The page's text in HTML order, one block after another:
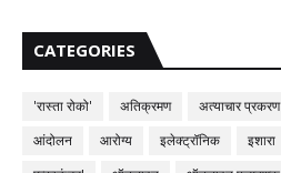
CATEGORIES
'रास्ता रोको' अतिक्रमण अत्याचार प्रकरण
आंदोलन
आरोग्य इलेक्ट्रॉनिक इशारा